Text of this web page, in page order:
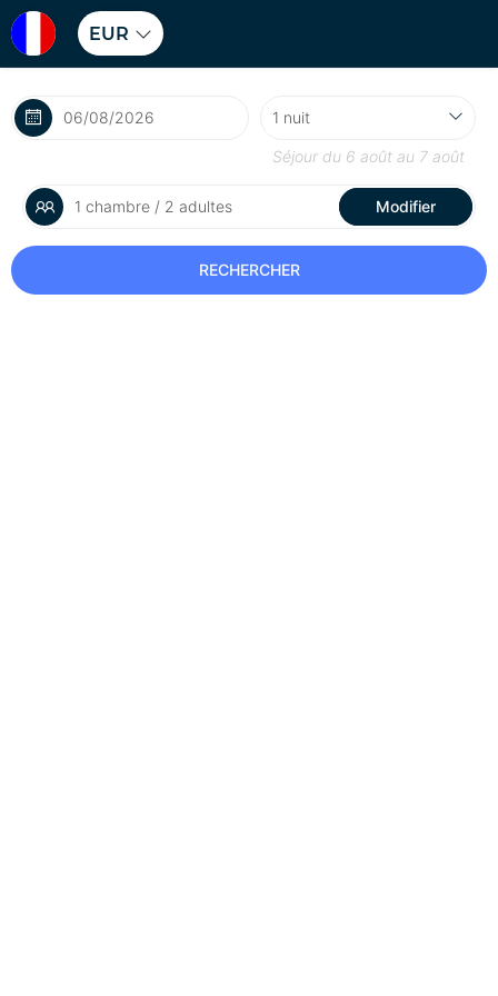
EUR
Séjour du 6 août au 7 août
1 chambre / 2 adultes Modifier